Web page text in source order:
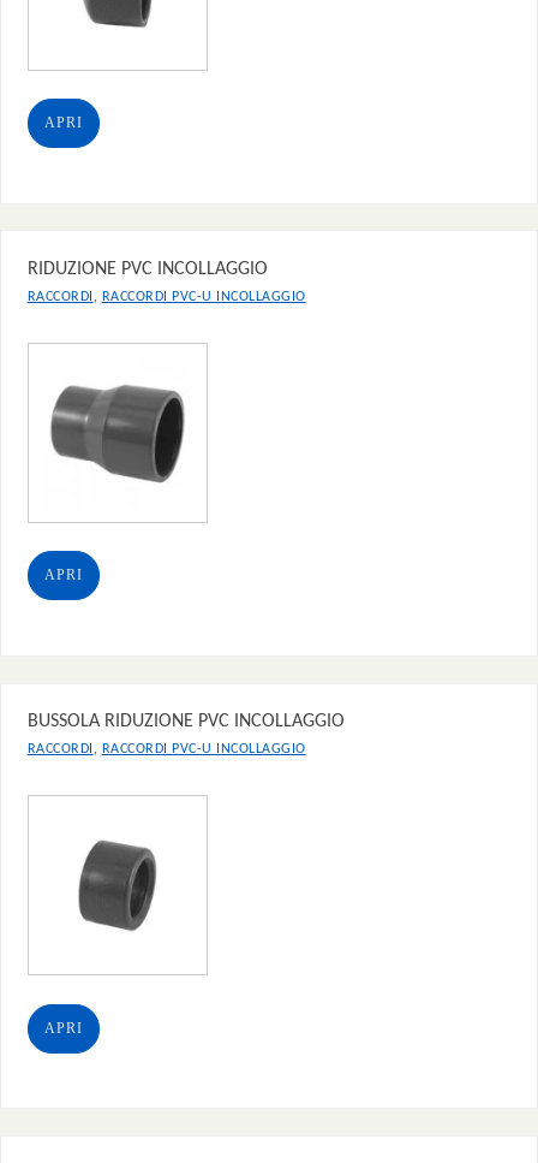
APRI
RIDUZIONE PVC INCOLLAGGIO
RACCORDI , RACCORDI PVC-U INCOLLAGGIO
APRI
BUSSOLA RIDUZIONE PVC INCOLLAGGIO
RACCORDI , RACCORDI PVC-U INCOLLAGGIO
APRI